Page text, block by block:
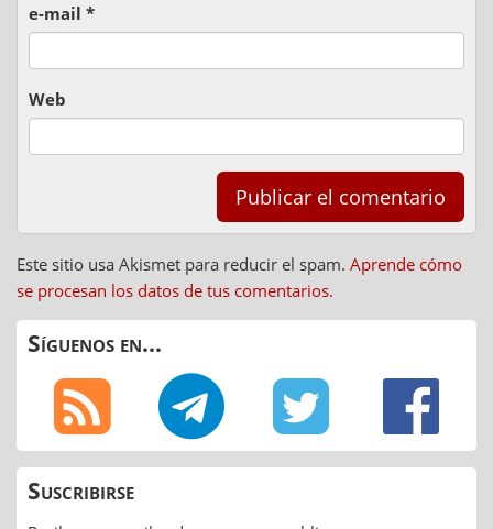
e-mail *
Web
Este sitio usa Akismet para reducir el spam. Aprende cómo
se procesan los datos de tus comentarios.
Síguenos en...
Suscribirse